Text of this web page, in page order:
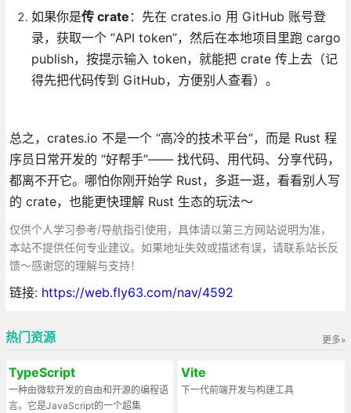
如果你是传 crate ：先在 crates.io 用 GitHub 账号登
录，获取一个 “API token”，然后在本地项目里跑 cargo
publish，按提示输入 token，就能把 crate 传上去（记
得先把代码传到 GitHub，方便别人查看）。
总之，crates.io 不是一个 “高冷的技术平台”，而是 Rust 程
序员日常开发的 “好帮手”—— 找代码、用代码、分享代码，
都离不开它。哪怕你刚开始学 Rust，多逛一逛，看看别人写
的 crate，也能更快理解 Rust 生态的玩法～
仅供个人学习参考/导航指引使用，具体请以第三方网站说明为准，
本站不提供任何专业建议。如果地址失效或描述有误，请联系站长反
馈～感谢您的理解与支持！
链接: https://web.fly63.com/nav/4592
更多»
热门资源
TypeScript
一种由微软开发的自由和开源的编程语
言。它是JavaScript的一个超集
Vite
下一代前端开发与构建工具